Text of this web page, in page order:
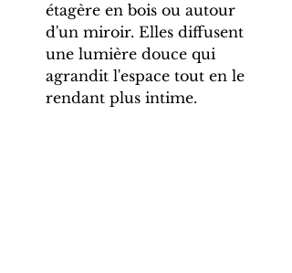
étagère en bois ou autour
d'un miroir. Elles diffusent
une lumière douce qui
agrandit l'espace tout en le
rendant plus intime.